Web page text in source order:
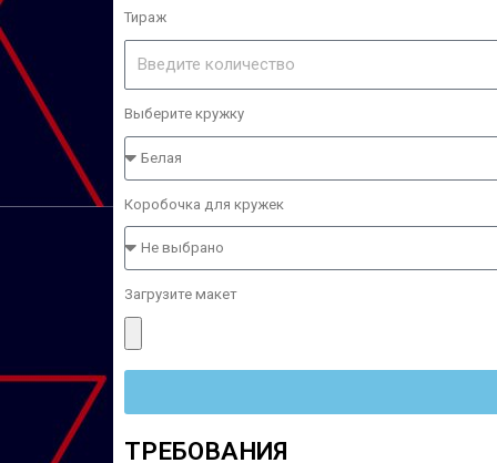
Тираж
Выберите кружку
Коробочка для кружек
Загрузите макет
ТРЕБОВАНИЯ